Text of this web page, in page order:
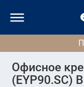
Офисное
(EYP90.SC)